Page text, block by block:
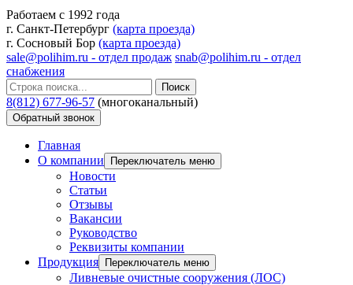
Работаем с 1992 года
г. Санкт-Петербург (карта проезда)
г. Сосновый Бор (карта проезда)
sale@polihim.ru - отдел продаж snab@polihim.ru - отдел
снабжения
Поиск
8(812) 677-96-57 (многоканальный)
Обратный звонок
Главная
О компании
Переключатель меню
Новости
Статьи
Отзывы
Вакансии
Руководство
Реквизиты компании
Продукция
Переключатель меню
Ливневые очистные сооружения (ЛОС)